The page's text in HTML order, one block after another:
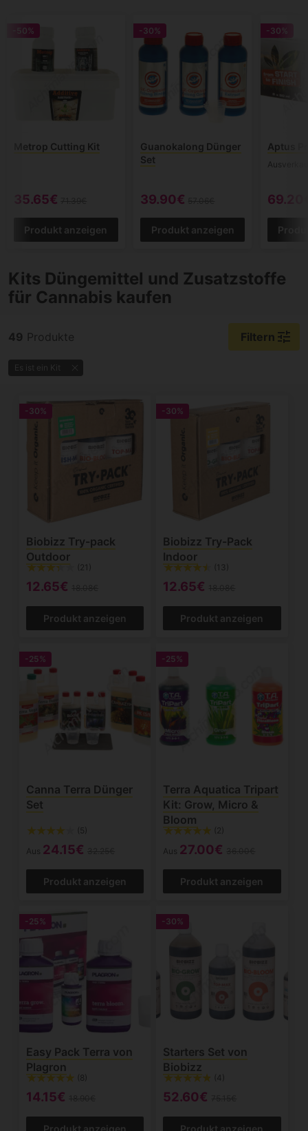
-50%
Metrop Cutting Kit
35.65€
Produkt anzeigen
-30%
Guanokalong Dünger
Set
39.90€
Produkt anzeigen
-30%
Aptus
Kits Düngemittel und Zusatzstoffe
für Cannabis kaufen
49 Produkte Filtern tune
Es ist ein Kit
-30%
Biobizz Try-pack
Outdoor
(21)
12.65€
Produkt anzeigen
-30%
Biobizz Try-Pack
Indoor
(13)
12.65€
Produkt anzeigen
-25%
Canna Terra Dünger
Set
(5)
Aus 24.15€
Produkt anzeigen
-25%
Terra Aquatica Tripart
Kit: Grow, Micro &
Bloom
(2)
Aus 27.00€
Produkt anzeigen
-25%
Easy Pack Terra von
Plagron
(8)
14.15€
Produkt anzeigen
-30%
Starters Set von
Biobizz
(4)
52.60€
Produkt anzeigen